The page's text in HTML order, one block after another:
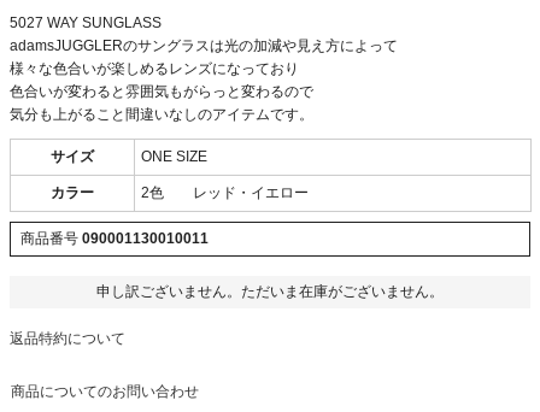
5027 WAY SUNGLASS
adamsJUGGLERのサングラスは光の加減や見え方によって
様々な色合いが楽しめるレンズになっており
色合いが変わると雰囲気もがらっと変わるので
気分も上がること間違いなしのアイテムです。
サイズ ONE SIZE
カラー 2色 レッド・イエロー
商品番号 090001130010011
申し訳ございません。ただいま在庫がございません。
返品特約について
商品についてのお問い合わせ